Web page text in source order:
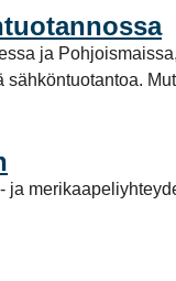
ja